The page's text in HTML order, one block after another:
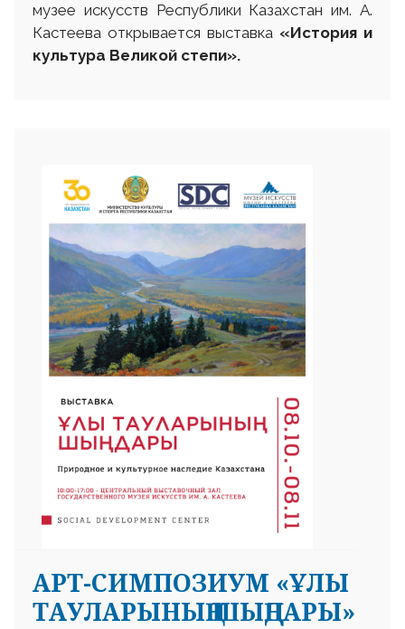
музее искусств Республики Казахстан им. А.
Кастеева открывается выставка «История и
культура Великой степи».
АРТ-СИМПОЗИУМ «ҰЛЫ
ТАУЛАРЫНЫҢ ШЫҢДАРЫ»